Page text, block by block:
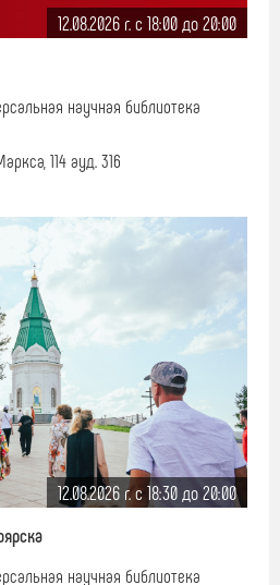
12.08.2026 г. c 18:00 до 20:00
научная библиотека
114 ауд. 316
12.08.2026 г. c 18:30 до 20:00
научная библиотека